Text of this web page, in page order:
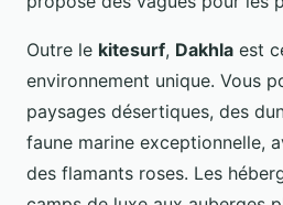
Outre le kitesurf, Dakhla est
environnement unique. Vous
paysages désertiques, des
faune marine exceptionnelle,
des flamants roses. Les